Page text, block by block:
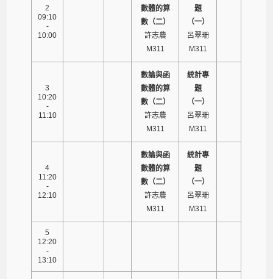
2
09:10
-
10:00
數體的算
數（二）
許志農
M311
題
（一）
呂翠珊
M311
3
10:20
-
11:10
數論與函
數體的算
數（二）
許志農
M311
統計專
題
（一）
呂翠珊
M311
4
11:20
-
12:10
數論與函
數體的算
數（二）
許志農
M311
統計專
題
（一）
呂翠珊
M311
5
12:20
-
13:10